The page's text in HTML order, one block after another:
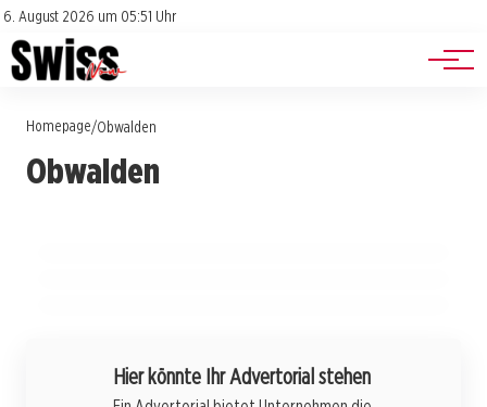
6. August 2026 um 05:51 Uhr
Impressum
Datenschutz
Jobs
Events
Homepage/Obwalden
Obwalden
24. Juli 2026
Brünigschwinget: Ein Fest der Tradition und
23. Juli 2026
Lagerleben im Tessin: Abenteuer,
Freundschaft und unvergessliche
22. Juli 2026
Hier könnte Ihr Advertorial stehen